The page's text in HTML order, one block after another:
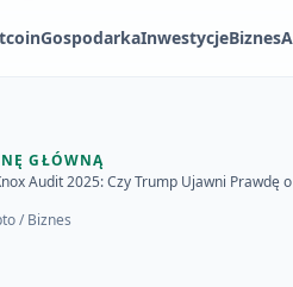
GospodarkaInwestycjeBiznes
GŁÓWNĄ
Audit 2025: Czy Trump Ujawni Prawdę o
/ Biznes